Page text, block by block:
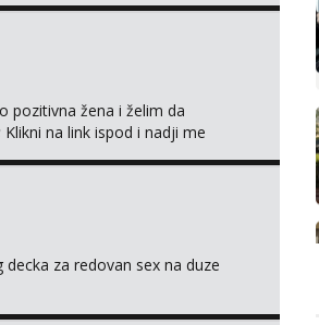
pozitivna žena i želim da
na link ispod i nadji me
za redovan sex na duze